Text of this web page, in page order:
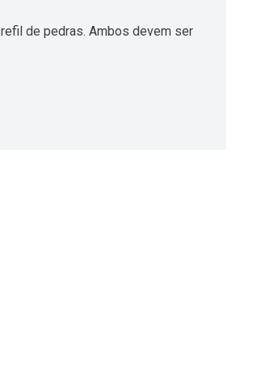
refil de pedras. Ambos devem ser